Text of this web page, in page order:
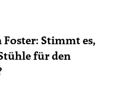
Stimmt es,
für den